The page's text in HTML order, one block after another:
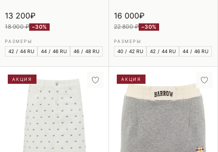
13 200₽
18 900 ₽ −30%
РАЗМЕРЫ
42 / 44 RU 44 / 46 RU 46 / 48 RU
16 000₽
22 800 ₽ −30%
РАЗМЕРЫ
40 / 42 RU 42 / 44 RU 44 / 46 RU
АКЦИЯ АКЦИЯ